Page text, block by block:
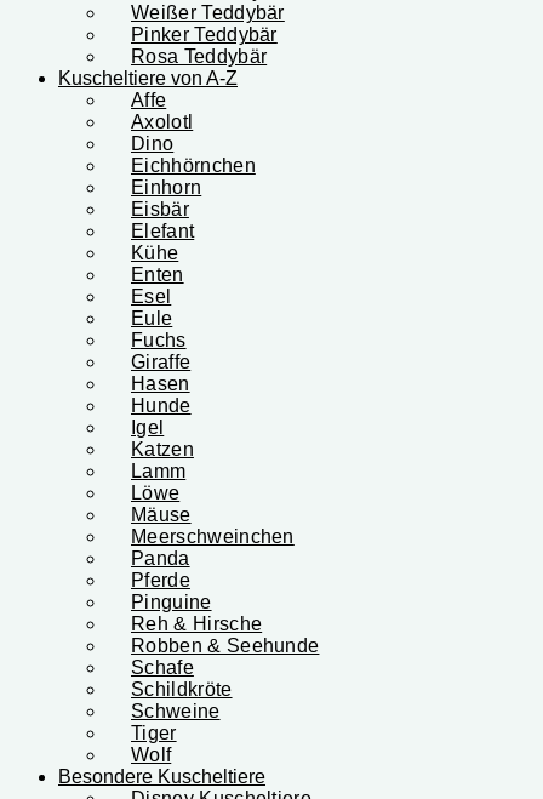
Weißer Teddybär
Pinker Teddybär
Rosa Teddybär
Kuscheltiere von A-Z
Affe
Axolotl
Dino
Eichhörnchen
Einhorn
Eisbär
Elefant
Kühe
Enten
Esel
Eule
Fuchs
Giraffe
Hasen
Hunde
Igel
Katzen
Lamm
Löwe
Mäuse
Meerschweinchen
Panda
Pferde
Pinguine
Reh & Hirsche
Robben & Seehunde
Schafe
Schildkröte
Schweine
Tiger
Wolf
Besondere Kuscheltiere